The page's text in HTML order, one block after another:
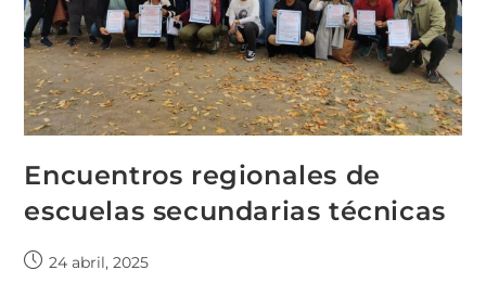
Encuentros regionales de
escuelas secundarias técnicas
24 abril, 2025